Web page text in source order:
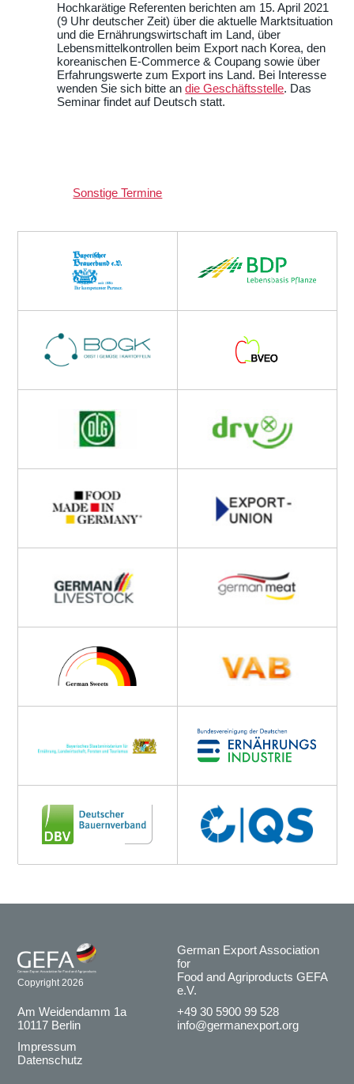
Hochkarätige Referenten berichten am 15. April 2021
(9 Uhr deutscher Zeit) über die aktuelle Marktsituation
und die Ernährungswirtschaft im Land, über
Lebensmittelkontrollen beim Export nach Korea, den
koreanischen E-Commerce & Coupang sowie über
Erfahrungswerte zum Export ins Land. Bei Interesse
wenden Sie sich bitte andie Geschäftsstelle. Das
Seminar findet auf Deutsch statt.
Sonstige Termine
Copyright 2026
German Export Association
for
Food and Agriproducts GEFA
e.V.
Am Weidendamm 1a
10117 Berlin
+49 30 5900 99 528
info@germanexport.org
Impressum
Datenschutz